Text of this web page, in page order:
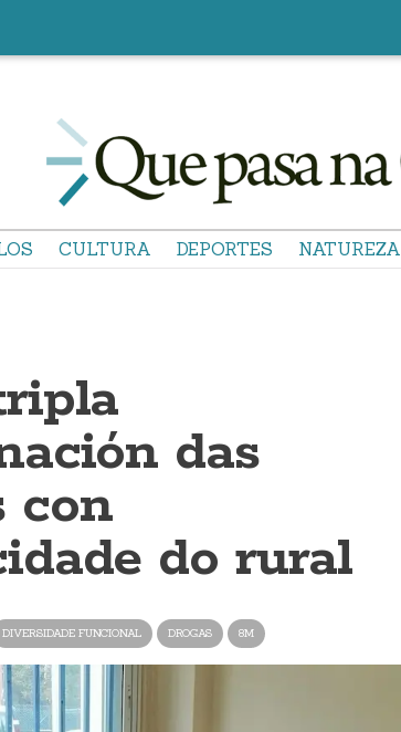
CULTURA DEPORTES NATUREZA
das
con
do rural
DIVERSIDADE FUNCIONAL DROGAS 8M